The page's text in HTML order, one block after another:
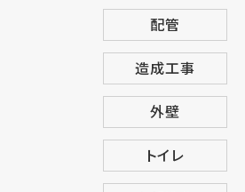
配管
造成工事
外壁
トイレ